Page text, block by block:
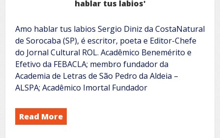
hablar tus labios'
Amo hablar tus labios Sergio Diniz da CostaNatural
de Sorocaba (SP), é escritor, poeta e Editor-Chefe
do Jornal Cultural ROL. Acadêmico Benemérito e
Efetivo da FEBACLA; membro fundador da
Academia de Letras de São Pedro da Aldeia –
ALSPA; Acadêmico Imortal Fundador
Read More